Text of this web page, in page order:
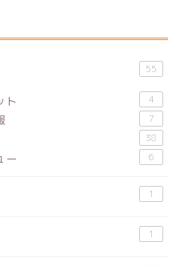
55
ト 4
7
38
ー 6
1
1